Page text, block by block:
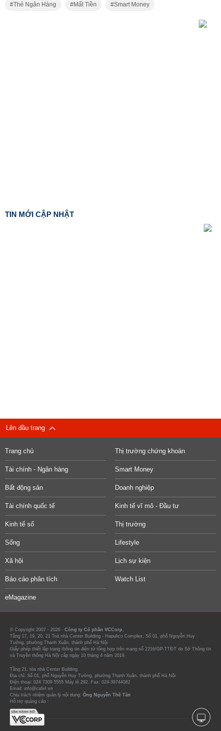
Thẻ Ngân Hàng Mất Tiền Smart Money
TIN MỚI CẬP NHẬT
Lên đầu trang
Trang chủ Thị trường chứng khoán
Tài chính - Ngân hàng Smart Money
Bất động sản Doanh nghiệp
Tài chính quốc tế Kinh tế vĩ mô - Đầu tư
Kinh tế số Thị trường
Sống Lifestyle
Xã hội Lịch sự kiện
Báo cáo phân tích Watch List
eMagazine
© Copyright 2007 - 2026 - Công ty Cổ phần VCCorp.
Tầng 17, 19, 20, 21 Toà nhà Center Building - Hapulico Complex, Số 01, phố Nguyễn Huy
Tưởng, phường Thanh Xuân, thành phố Hà Nội
Giấy phép thiết lập trang thông tin điện tử tổng hợp trên mạng số 2216/GP-TTĐT do Sở Thông tin
và Truyền thông Hà Nội cấp ngày 10 tháng 4 năm 2019.
Tầng 21, tòa nhà Center Building.
Địa chỉ: Số 01, phố Nguyễn Huy Tưởng, phường Thanh Xuân, thành phố Hà Nội
Điện thoại: 024 7309 5555 Máy lẻ 292. Fax: 024-39744082
Email: info@cafef.vn
Chịu trách nhiệm quản lý nội dung: Ông Nguyễn Thế Tân
Hỗ trợ quảng cáo :